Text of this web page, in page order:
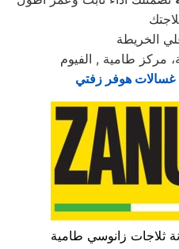
الخريطة
مركز طامية , الفيوم
غسالات هوفر زفتي
ثلاجات زانوسي طامية